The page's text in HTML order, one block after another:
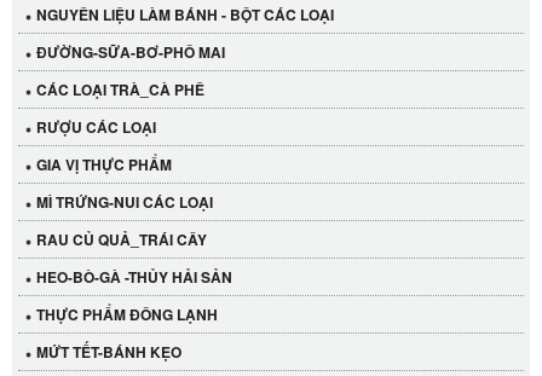
NGUYÊN LIỆU LÀM BÁNH - BỘT CÁC LOẠI
ĐƯỜNG-SỮA-BƠ-PHÔ MAI
CÁC LOẠI TRÀ_CÀ PHÊ
RƯỢU CÁC LOẠI
GIA VỊ THỰC PHẨM
MÌ TRỨNG-NUI CÁC LOẠI
RAU CỦ QUẢ_TRÁI CÂY
HEO-BÒ-GÀ -THỦY HẢI SẢN
THỰC PHẨM ĐÔNG LẠNH
MỨT TẾT-BÁNH KẸO